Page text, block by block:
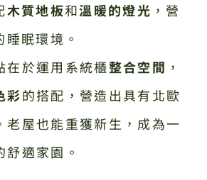
木質地板和溫暖的燈光 ，營
眠環境。
在於運用系統櫃整合空間 ，
彩的搭配，營造出具有北歐
老屋也能重獲新生，成為一
適家園。